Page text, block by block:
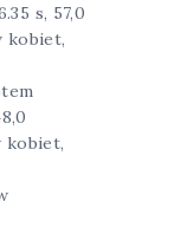
s, 57,0
kobiet,
kobiet,